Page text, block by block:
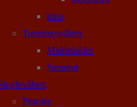
kina
Træningsvåben
Middelalder
Samurai
Pistoler